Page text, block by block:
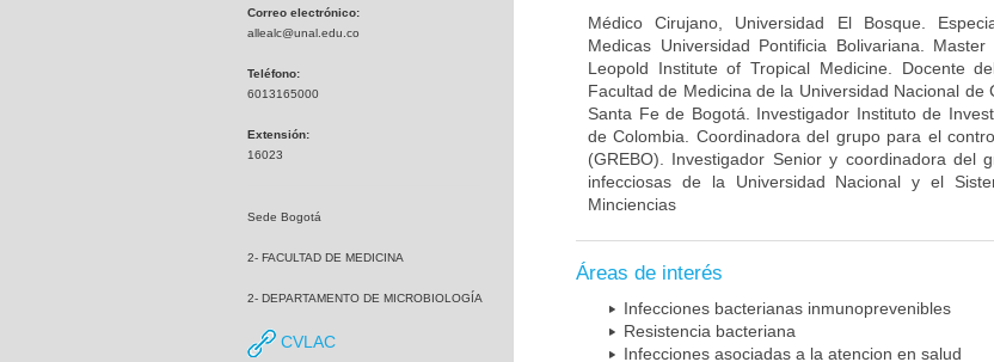
Correo electrónico:
allealc@unal.edu.co
Teléfono:
6013165000
Extensión:
16023
Sede Bogotá
2- FACULTAD DE MEDICINA
2- DEPARTAMENTO DE MICROBIOLOGÍA
CVLAC
Médico Cirujano, Universidad El Bosque.
Medicas Universidad Pontificia Bolivariana.
Leopold Institute of Tropical Medicine. Docente
Facultad de Medicina de la Universidad Nacional de
Santa Fe de Bogotá. Investigador Instituto de
de Colombia. Coordinadora del grupo para el
(GREBO). Investigador Senior y coordinadora del
infecciosas de la Universidad Nacional y el
Minciencias
Áreas de interés
Infecciones bacterianas inmunoprevenibles
Resistencia bacteriana
Infecciones asociadas a la atencion en salud